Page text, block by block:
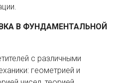
В ФУНДАМЕНТАЛЬНОЙ
с различными
геометрией и